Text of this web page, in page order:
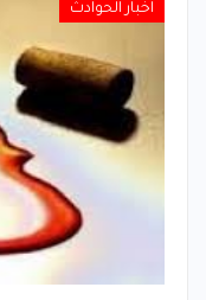
اخبار الحوادث